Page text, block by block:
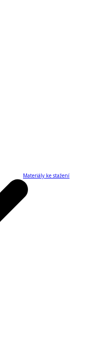
Materiály ke stažení